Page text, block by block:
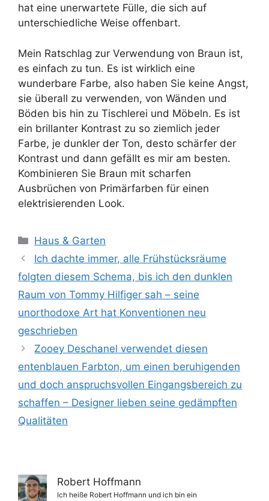
hat eine unerwartete Fülle, die sich auf
unterschiedliche Weise offenbart.
Mein Ratschlag zur Verwendung von Braun ist,
es einfach zu tun. Es ist wirklich eine
wunderbare Farbe, also haben Sie keine Angst,
sie überall zu verwenden, von Wänden und
Böden bis hin zu Tischlerei und Möbeln. Es ist
ein brillanter Kontrast zu so ziemlich jeder
Farbe, je dunkler der Ton, desto schärfer der
Kontrast und dann gefällt es mir am besten.
Kombinieren Sie Braun mit scharfen
Ausbrüchen von Primärfarben für einen
elektrisierenden Look.
Kategorien
Haus & Garten
Ich dachte immer, alle Frühstücksräume
folgten diesem Schema, bis ich den dunklen
Raum von Tommy Hilfiger sah – seine
unorthodoxe Art hat Konventionen neu
geschrieben
Zooey Deschanel verwendet diesen
entenblauen Farbton, um einen beruhigenden
und doch anspruchsvollen Eingangsbereich zu
schaffen – Designer lieben seine gedämpften
Qualitäten
Robert Hoffmann
Ich heiße Robert Hoffmann und ich bin ein